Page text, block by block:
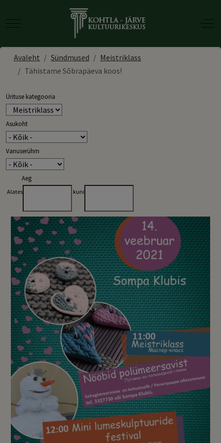
Mobile Menu Toggle Off-
Avaleht Sündmused
Meistriklass
Tähistame Sõbrapäeva koos!
Ürituse kategooria
Asukoht
Vanuserühm
Aeg
Alates kuni